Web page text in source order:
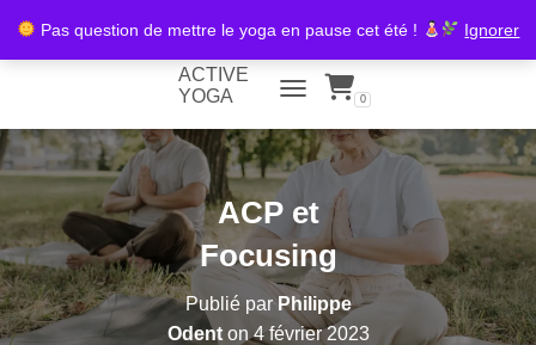
Pas question de mettre le yoga en pause cet été ! Ignorer
ACTIVE
YOGA
TOGGLE NAVIGATION
0
ACP et
Focusing
Publié parPhilippe
Odenton4 février 2023